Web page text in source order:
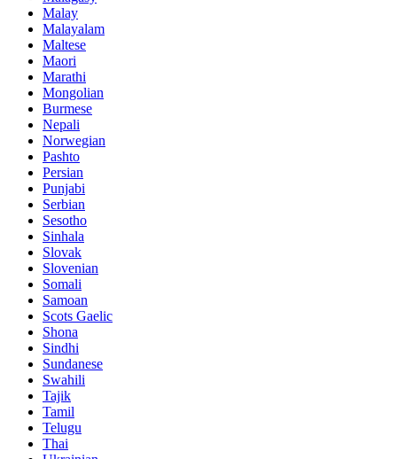
Malay
Malayalam
Maltese
Maori
Marathi
Mongolian
Burmese
Nepali
Norwegian
Pashto
Persian
Punjabi
Serbian
Sesotho
Sinhala
Slovak
Slovenian
Somali
Samoan
Scots Gaelic
Shona
Sindhi
Sundanese
Swahili
Tajik
Tamil
Telugu
Thai